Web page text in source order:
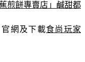
煎餅專賣店」鹹甜都
官網及下載食尚玩家